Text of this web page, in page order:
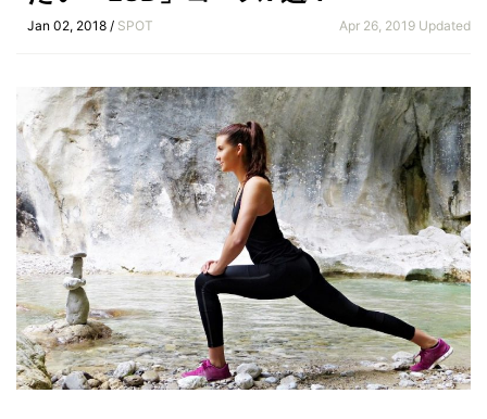
Jan 02, 2018 / SPOT Apr 26, 2019 Updated